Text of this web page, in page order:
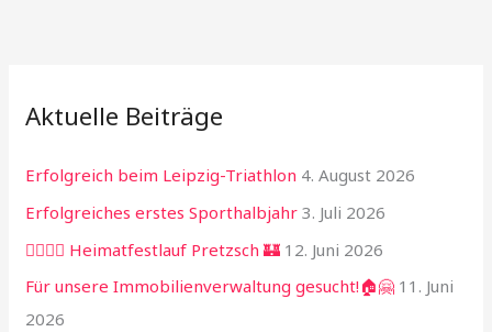
Aktuelle Beiträge
Erfolgreich beim Leipzig-Triathlon 4. August 2026
Erfolgreiches erstes Sporthalbjahr 3. Juli 2026
🏃‍♂️🏃‍♀️ Heimatfestlauf Pretzsch 🏰 12. Juni 2026
Für unsere Immobilienverwaltung gesucht!🏠🤗 11. Juni
2026